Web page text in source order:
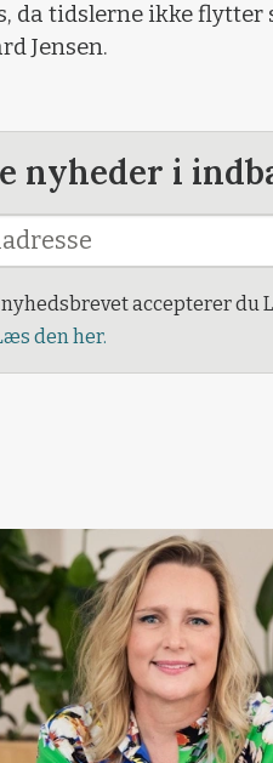
da tidslerne ikke
Jensen.
nyheder i
accepterer du
den her.